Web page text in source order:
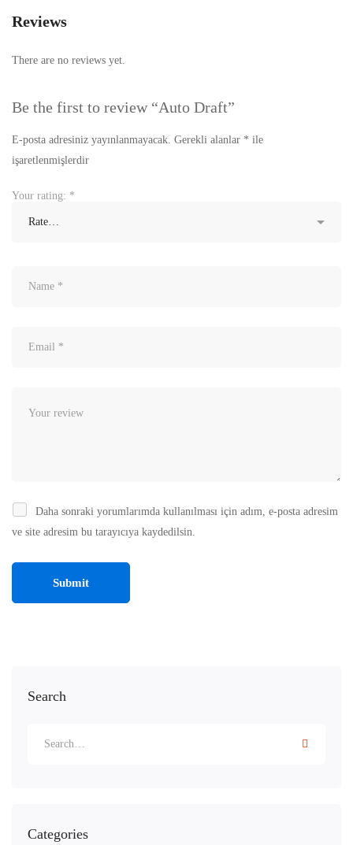
Search
Categories
Reviews
There are no reviews yet.
Be the first to review “Auto Draft”
E-posta adresiniz yayınlanmayacak. Gerekli alanlar * ile
işaretlenmişlerdir
Your rating: *
Daha sonraki yorumlarımda kullanılması için adım, e-posta adresim
ve site adresim bu tarayıcıya kaydedilsin.